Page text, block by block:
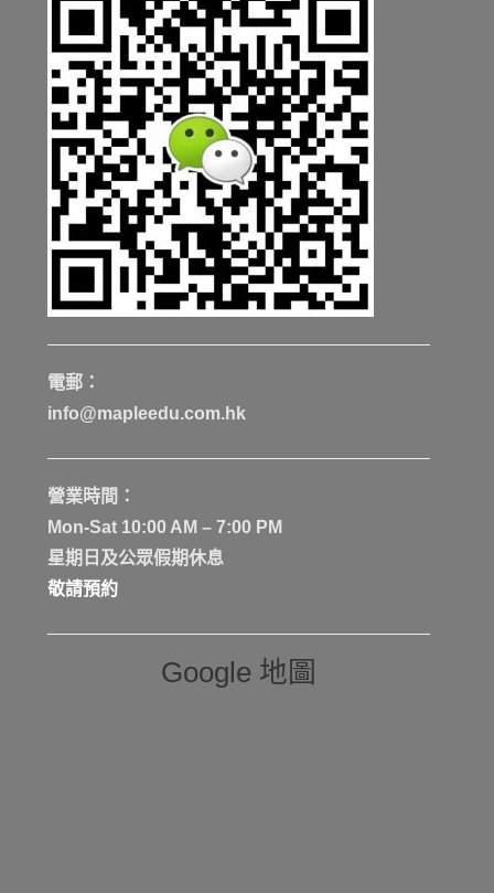
電郵：
info@mapleedu.com.hk
營業時間：
Mon-Sat 10:00 AM – 7:00 PM
星期日及公眾假期休息
敬請預約
Google 地圖